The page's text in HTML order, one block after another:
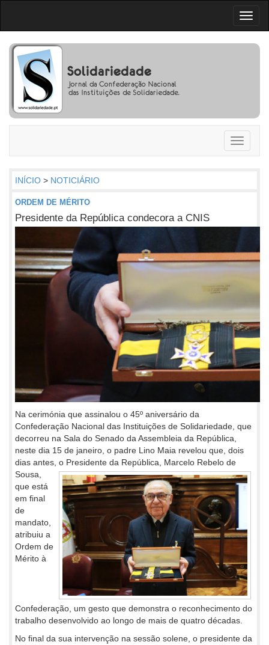
Toggle
INÍCIO > NOTICIÁRIO
ORDEM DE MÉRITO
Presidente da República condecora a CNIS
Na cerimónia que assinalou o 45º aniversário da
Confederação Nacional das Instituições de Solidariedade, que
decorreu na Sala do Senado da Assembleia da República,
neste dia 15 de janeiro, o padre Lino Maia revelou que, dois
dias antes, o Presidente da República,
Marcelo Rebelo de
Sousa,
que está
em final
de
mandato,
atribuiu a
Ordem de
Mérito à
Confederação, um gesto que demonstra o reconhecimento do
trabalho desenvolvido ao longo de mais de quatro décadas.
No final da sua intervenção na sessão solene, o presidente da